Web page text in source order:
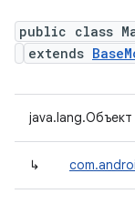
public class
extends
java.lang.Объект
↳